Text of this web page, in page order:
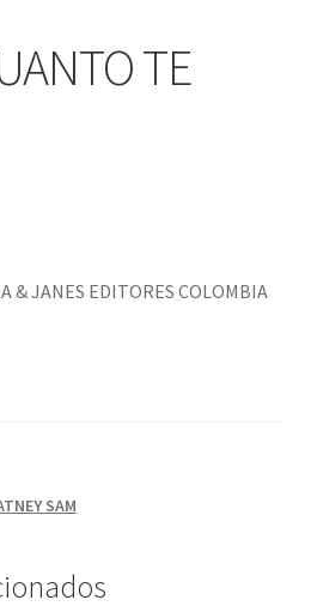
TE
& JANES EDITORES COLOMBIA
SAM